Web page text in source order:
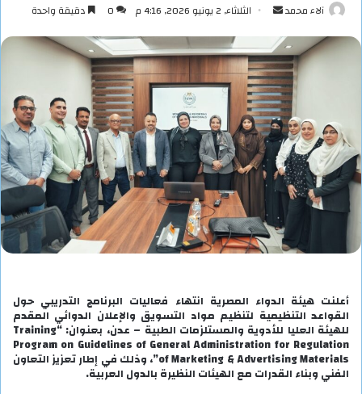
آلاء محمد
أرسل
إلكترونيا
الثلاثاء, 2 يونيو 2026, 4:16 م 0 دقيقة واحدة
أعلنت هيئة الدواء المصرية انتهاء فعاليات البرنامج التدريبي حول
القواعد التنظيمية لتنظيم مواد التسويق والإعلان الدوائي المقدم
للهيئة العليا للأدوية والمستلزمات الطبية – عدن، بعنوان: “Training
Program on Guidelines of General Administration for Regulation
of Marketing & Advertising Materials”، وذلك في إطار تعزيز التعاون
الفني وبناء القدرات مع الهيئات النظيرة بالدول العربية.